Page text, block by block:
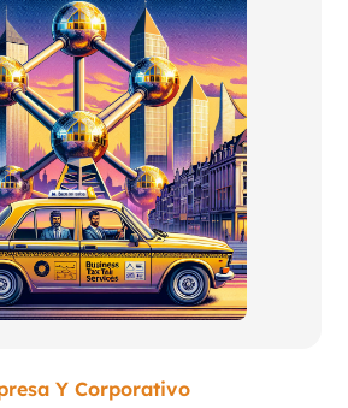
Y Corporativo